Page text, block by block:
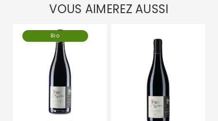
VOUS AIMEREZ AUSSI
Bio